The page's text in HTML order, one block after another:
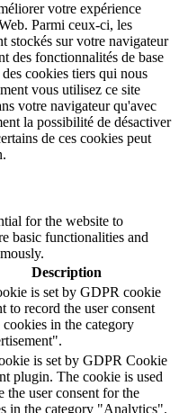
votre expérience
Parmi ceux-ci, les
stockés sur votre navigateur
des fonctionnalités de base
cookies tiers qui nous
vous utilisez ce site
votre navigateur qu'avec
la possibilité de désactiver
de ces cookies peut
for the website to
basic functionalities and
Description
is set by GDPR cookie
to record the user consent
in the category
is set by GDPR Cookie
plugin. The cookie is used
the user consent for the
in the category "Analytics".